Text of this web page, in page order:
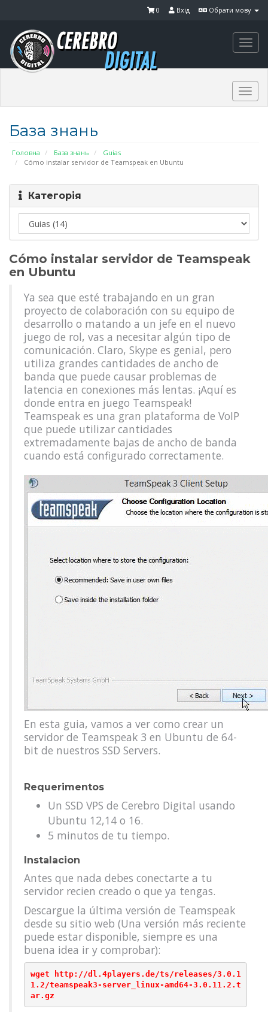
Обрати мову
Вхід
0
База знань
Головна База знань
Guias
Cómo instalar servidor de Teamspeak en Ubuntu
Категорія
Cómo instalar servidor de Teamspeak
en Ubuntu
Ya sea que esté trabajando en un gran
proyecto de colaboración con su equipo de
desarrollo o matando a un jefe en el nuevo
juego de rol, vas a necesitar algún tipo de
comunicación. Claro, Skype es genial, pero
utiliza grandes cantidades de ancho de
banda que puede causar problemas de
latencia en conexiones más lentas. ¡Aquí es
donde entra en juego Teamspeak!
Teamspeak es una gran plataforma de VoIP
que puede utilizar cantidades
extremadamente bajas de ancho de banda
cuando está configurado correctamente.
En esta guia, vamos a ver como crear un
servidor de Teamspeak 3 en Ubuntu de 64-
bit de nuestros SSD Servers.
Requerimentos
Un SSD VPS de Cerebro Digital usando
Ubuntu 12,14 o 16.
5 minutos de tu tiempo.
Instalacion
Antes que nada debes conectarte a tu
servidor recien creado o que ya tengas.
Descargue la última versión de Teamspeak
desde su sitio web (Una versión más reciente
puede estar disponible, siempre es una
buena idea ir y comprobar):
wget http://dl.4players.de/ts/releases/3.0.1
1.2/teamspeak3-server_linux-amd64-3.0.11.2.t